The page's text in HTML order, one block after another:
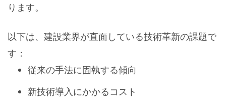
ります。
以下は、建設業界が直面している技術革新の課題で
す：
従来の手法に固執する傾向
新技術導入にかかるコスト